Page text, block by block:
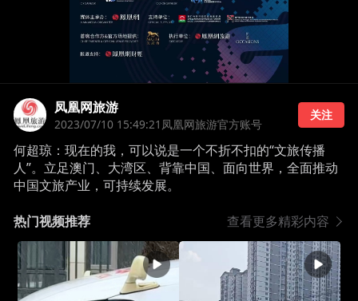
凤凰网旅游
2023/07/10 15:49:21 凤凰网旅游官方账号
关注
何超琼：现在的我，可以说是一个不折不扣的“文旅传播
人”。立足澳门、大湾区、背靠中国、面向世界，全面推动
中国文旅产业，可持续发展。
热门视频推荐 查看更多精彩内容